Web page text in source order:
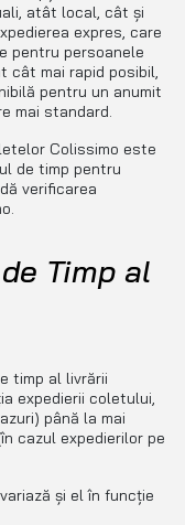
atât local, cât și
expres, care
pentru persoanele
cât mai rapid posibil,
pentru un anumit
mai standard.
Colissimo este
de timp pentru
verificarea
Timp al
timp al livrării
expedierii coletului,
până la mai
cazul expedierilor pe
și el în funcție